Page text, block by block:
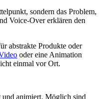
sondern das Problem,
Voice-Over erklären den
abstrakte Produkte oder
oder eine Animation
einmal vor Ort.
animiert. Möglich sind